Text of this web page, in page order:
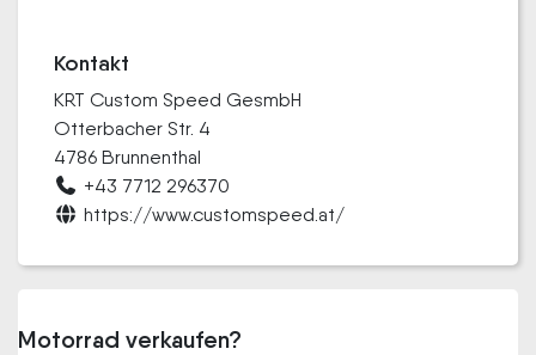
Kontakt
KRT Custom Speed GesmbH
Otterbacher Str. 4
4786 Brunnenthal
+43 7712 296370
https://www.customspeed.at/
Motorrad verkaufen?